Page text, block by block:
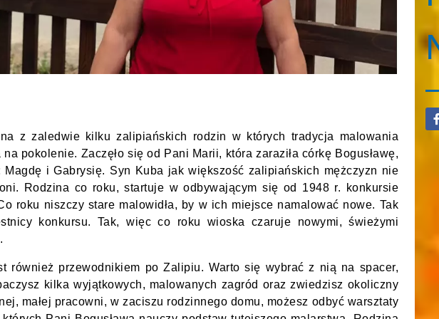
z zaledwie kilku zalipiańskich rodzin w których tradycja malowania
na pokolenie. Zaczęło się od Pani Marii, która zaraziła córkę Bogusławę,
i Gabrysię. Syn Kuba jak większość zalipiańskich mężczyzn nie
Rodzina co roku, startuje w odbywającym się od 1948 r. konkursie
roku niszczy stare malowidła, by w ich miejsce namalować nowe. Tak
konkursu. Tak, więc co roku wioska czaruje nowymi, świeżymi
również przewodnikiem po Zalipiu. Warto się wybrać z nią na spacer,
kilka wyjątkowych, malowanych zagród oraz zwiedzisz okoliczny
małej pracowni, w zaciszu rodzinnego domu, możesz odbyć warsztaty